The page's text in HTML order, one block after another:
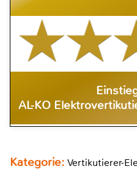
AL-KO
Kategorie: Vertikutierer-